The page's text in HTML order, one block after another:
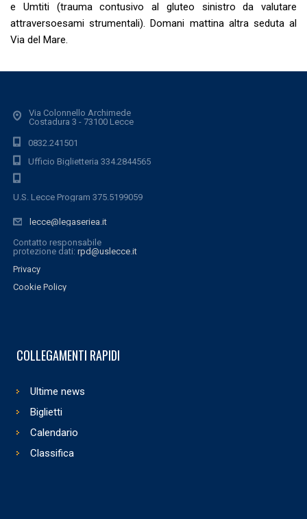
e Umtiti (trauma contusivo al gluteo sinistro da valutare
attraversoesami strumentali). Domani mattina altra seduta al
Via del Mare.
Via Colonnello Archimede
Costadura 3 - 73100 Lecce
0832.241501
Ufficio Biglietteria 334.2844565
U.S. Lecce Program 375.5199059
lecce@legaseriea.it
Contatto responsabile
protezione dati: rpd@uslecce.it
Privacy
Cookie Policy
COLLEGAMENTI RAPIDI
Ultime news
Biglietti
Calendario
Classifica